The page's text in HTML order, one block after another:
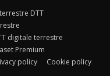
DTT
digitale terrestre
Premium
policy Cookie policy